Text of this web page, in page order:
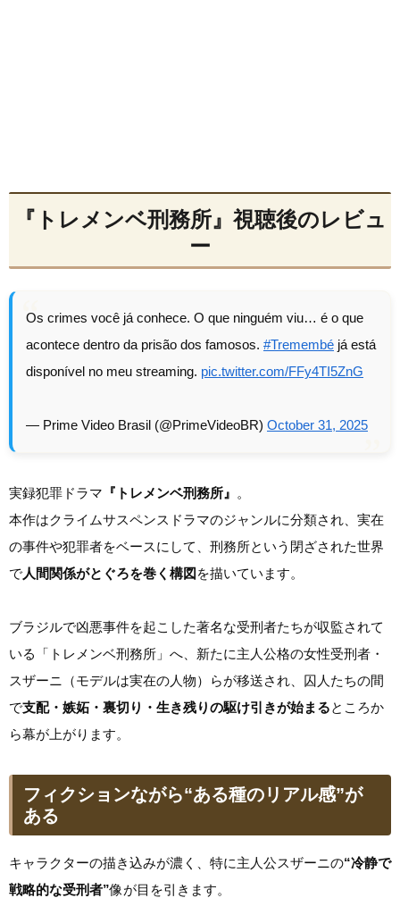
『トレメンベ刑務所』視聴後のレビュ
ー
Os crimes você já conhece. O que ninguém viu… é o que
acontece dentro da prisão dos famosos. #Tremembé já está
disponível no meu streaming. pic.twitter.com/FFy4TI5ZnG
— Prime Video Brasil (@PrimeVideoBR) October 31, 2025
実録犯罪ドラマ 『トレメンベ刑務所』 。
本作はクライムサスペンスドラマのジャンルに分類され、実在
の事件や犯罪者をベースにして、刑務所という閉ざされた世界
で人間関係がとぐろを巻く構図 を描いています。
ブラジルで凶悪事件を起こした著名な受刑者たちが収監されて
いる「トレメンベ刑務所」へ、新たに主人公格の女性受刑者・
スザーニ（モデルは実在の人物）らが移送され、囚人たちの間
で支配・嫉妬・裏切り・生き残りの駆け引きが始まるところか
ら幕が上がります。
フィクションながら“ある種のリアル感”が
ある
キャラクターの描き込みが濃く、特に主人公スザーニの“冷静で
戦略的な受刑者”像が目を引きます。